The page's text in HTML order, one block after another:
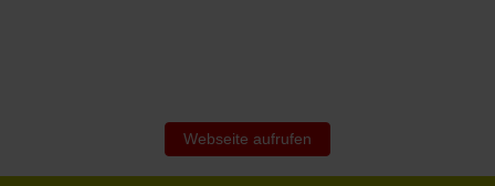
Webseite aufrufen